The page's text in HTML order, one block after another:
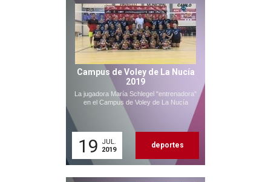
Campus de Voley de La Nucía
2019
La jugadora María Schlegel "entrenadora"
en el Campus de Voley de La Nucía
19
JUL.
2019
deportes